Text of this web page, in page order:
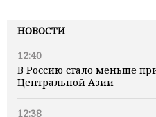
НОВОСТИ
12:40
В Россию стало меньше
Центральной Азии
12:38